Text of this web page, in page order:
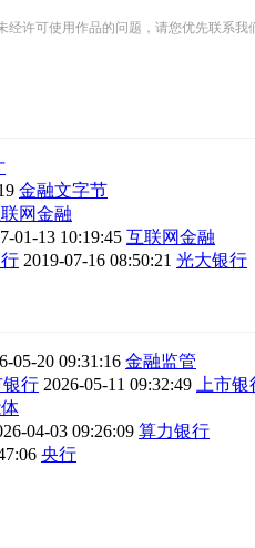
可使用作品的问题，请您优先联系我
金融文字节
网金融
01-13 10:19:45 互联网金融
2019-07-16 08:50:21 光大银行
05-20 09:31:16 金融监管
银行 2026-05-11 09:32:49
上市银
04-03 09:26:09 算力银行
央行